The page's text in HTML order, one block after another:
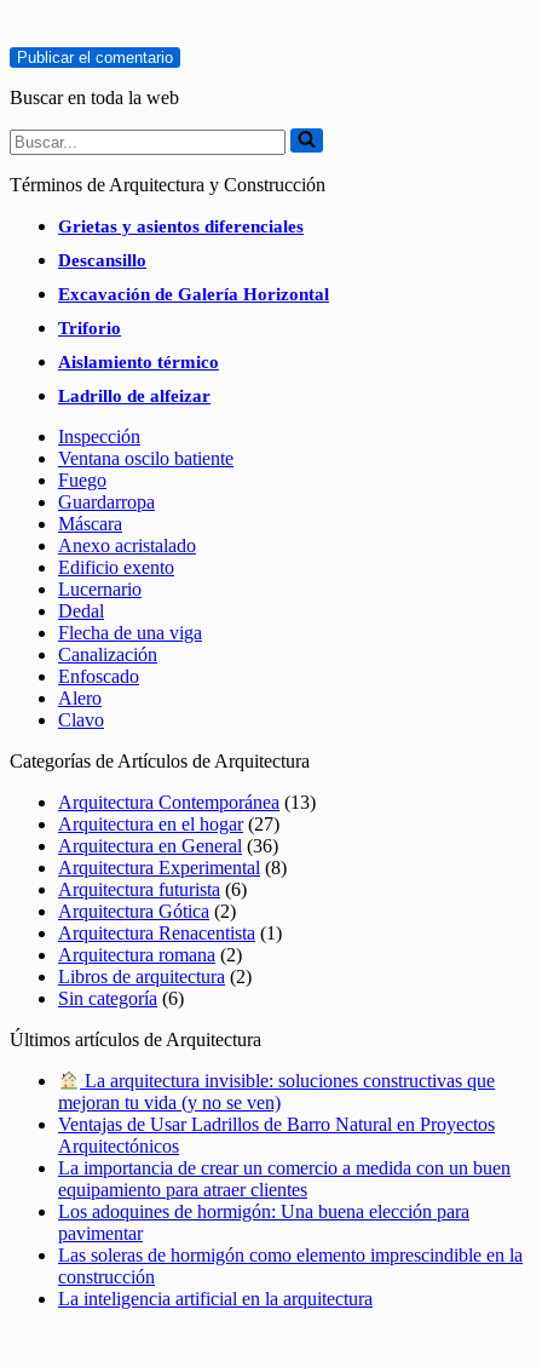
Buscar en toda la web
Buscar...
Términos de Arquitectura y Construcción
Grietas y asientos diferenciales
Descansillo
Excavación de Galería Horizontal
Triforio
Aislamiento térmico
Ladrillo de alfeizar
Inspección
Ventana oscilo batiente
Fuego
Guardarropa
Máscara
Anexo acristalado
Edificio exento
Lucernario
Dedal
Flecha de una viga
Canalización
Enfoscado
Alero
Clavo
Categorías de Artículos de Arquitectura
Arquitectura Contemporánea (13)
Arquitectura en el hogar(27)
Arquitectura en General (36)
Arquitectura Experimental (8)
Arquitectura futurista (6)
Arquitectura Gótica (2)
Arquitectura Renacentista (1)
Arquitectura romana (2)
Libros de arquitectura (2)
Sin categoría (6)
Últimos artículos de Arquitectura
La arquitectura invisible: soluciones constructivas que
mejoran tu vida (y no se ven)
Ventajas de Usar Ladrillos de Barro Natural en Proyectos
Arquitectónicos
La importancia de crear un comercio a medida con un buen
equipamiento para atraer clientes
Los adoquines de hormigón: Una buena elección para
pavimentar
Las soleras de hormigón como elemento imprescindible en la
construcción
La inteligencia artificial en la arquitectura